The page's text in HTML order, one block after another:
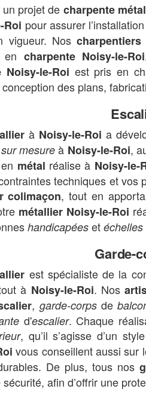
projet de charpente
Roi pour assurer
vigueur. Noscharpentiers
en charpente Noisy-le-Roi
Noisy-le-Roi est pris en
des plans,
à Noisy-le-Roi a
sur mesure à Noisy-le-Roi,
en métal réalise à Noisy-le-
techniques et vos
colimaçon, tout en
métallier Noisy-le-Roi
handicapées et
Garde-
est spécialiste de la
à Noisy-le-Roi. Nos
, garde-corpsde
d'escalier. Chaque
, qu’il s’agisse d’un
vous conseillent aussi
De plus, tous nos
afin d’offrir une